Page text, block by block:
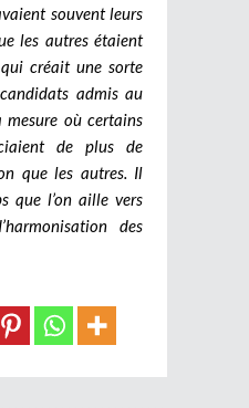
souvent leurs
les autres étaient
qui créait une sorte
admis au
où certains
de plus de
que les autres. Il
que l’on aille vers
des